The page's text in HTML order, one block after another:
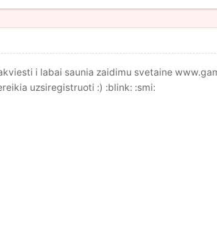
i labai saunia zaidimu svetaine
uzsiregistruoti :) :blink: :smi: